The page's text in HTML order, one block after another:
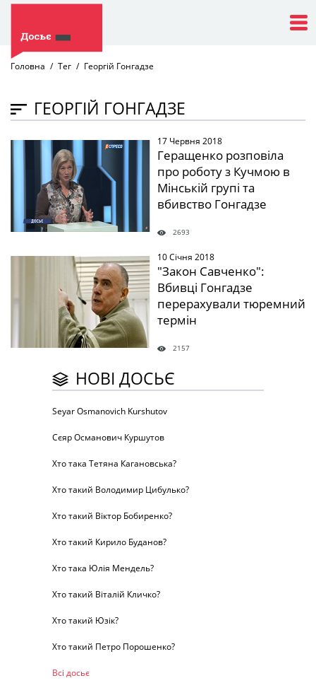
Головна Тег Георгій Гонгадзе
ГЕОРГІЙ ГОНГАДЗЕ
17 Червня 2018
Геращенко розповіла
про роботу з Кучмою в
Мінській групі та
вбивство Гонгадзе
2693
10 Січня 2018
"Закон Савченко":
Вбивці Гонгадзе
перерахували тюремний
термін
2157
НОВІ ДОСЬЄ
Seyar Osmanovich Kurshutov
Сєяр Османович Куршутов
Хто така Тетяна Кагановська?
Хто такий Володимир Цибулько?
Хто такий Віктор Бобиренко?
Хто такий Кирило Буданов?
Хто така Юлія Мендель?
Хто такий Віталій Кличко?
Хто такий Юзік?
Хто такий Петро Порошенко?
Всі досьє